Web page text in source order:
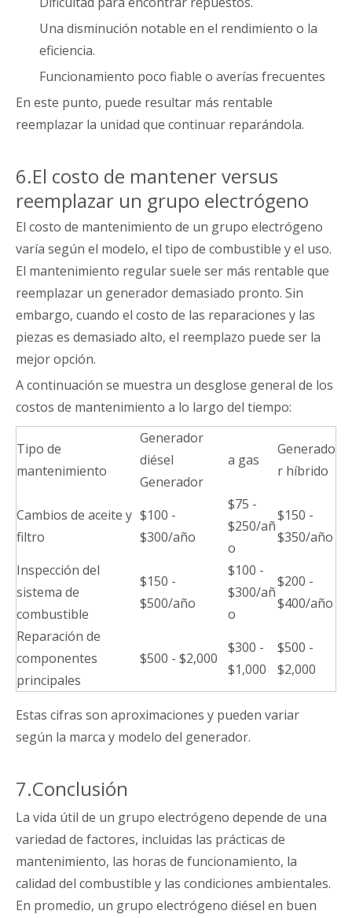
Una disminución notable en el rendimiento o la
eficiencia.
Funcionamiento poco fiable o averías frecuentes
En este punto, puede resultar más rentable
reemplazar la unidad que continuar reparándola.
6.El costo de mantener versus
reemplazar un grupo electrógeno
El costo de mantenimiento de un grupo electrógeno
varía según el modelo, el tipo de combustible y el uso.
El mantenimiento regular suele ser más rentable que
reemplazar un generador demasiado pronto. Sin
embargo, cuando el costo de las reparaciones y las
piezas es demasiado alto, el reemplazo puede ser la
mejor opción.
A continuación se muestra un desglose general de los
costos de mantenimiento a lo largo del tiempo:
Tipo de
mantenimiento
Generador
diésel
Generador
a gas
Generado
r híbrido
Cambios de aceite y
filtro
$100 -
$300/año
$75 -
$250/añ
o
$150 -
$350/año
Inspección del
sistema de
combustible
$150 -
$500/año
$100 -
$300/añ
o
$200 -
$400/año
Reparación de
componentes
principales
$500 - $2,000
$300 -
$1,000
$500 -
$2,000
Estas cifras son aproximaciones y pueden variar
según la marca y modelo del generador.
7.Conclusión
La vida útil de un grupo electrógeno depende de una
variedad de factores, incluidas las prácticas de
mantenimiento, las horas de funcionamiento, la
calidad del combustible y las condiciones ambientales.
En promedio, un grupo electrógeno diésel en buen